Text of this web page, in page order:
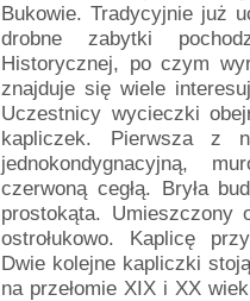
Bukowie. Tradycyjnie już
drobne zabytki
Historycznej, po czym
znajduje się wiele
Uczestnicy wycieczki
kapliczek. Pierwsza z
jednokondygnacyjną,
czerwoną cegłą. Bryła
prostokąta. Umieszczony
ostrołukowo. Kaplicę
Dwie kolejne kapliczki
na przełomie XIX i XX